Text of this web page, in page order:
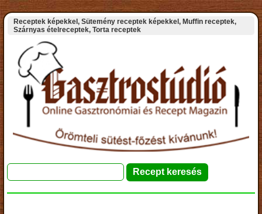
Receptek képekkel, Sütemény receptek képekkel, Muffin receptek,
Szárnyas ételreceptek, Torta receptek